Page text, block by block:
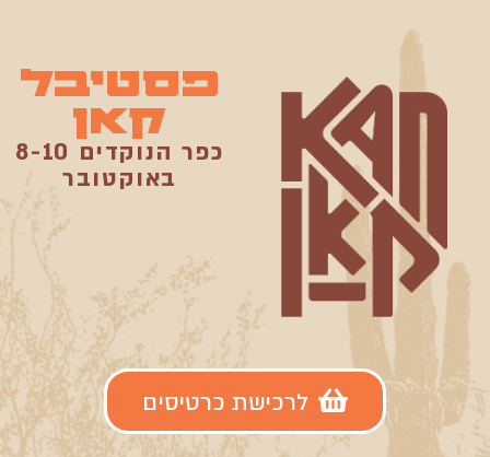
פסטיבל
קאן
כפר הנוקדים 8-10
באוקטובר
לרכישת כרטיסים